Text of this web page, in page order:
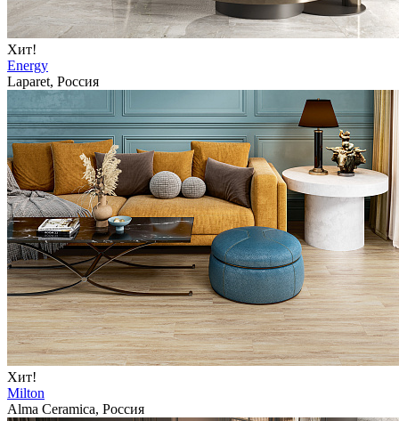
Хит!
Energy
Laparet, Россия
Хит!
Milton
Alma Ceramica, Россия